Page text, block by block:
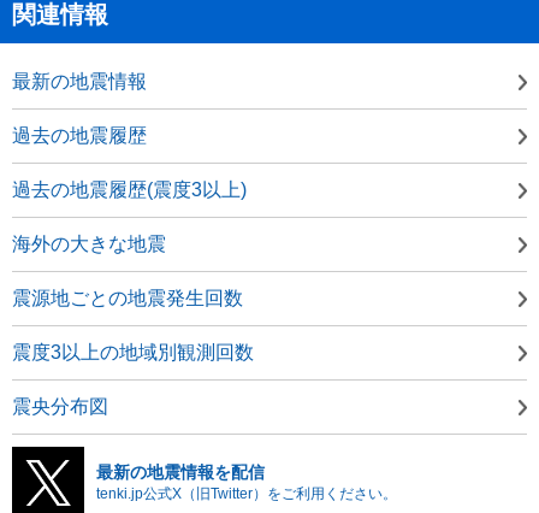
関連情報
最新の地震情報
過去の地震履歴
過去の地震履歴(震度3以上)
海外の大きな地震
震源地ごとの地震発生回数
震度3以上の地域別観測回数
震央分布図
最新の地震情報を配信
tenki.jp公式X（旧Twitter）をご利用ください。